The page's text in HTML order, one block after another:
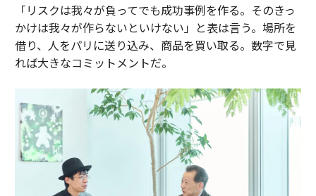
「リスクは我々が負ってでも成功事例を作る。そのきっ
かけは我々が作らないといけない」と表は言う。場所を
借り、人をパリに送り込み、商品を買い取る。数字で見
れば大きなコミットメントだ。